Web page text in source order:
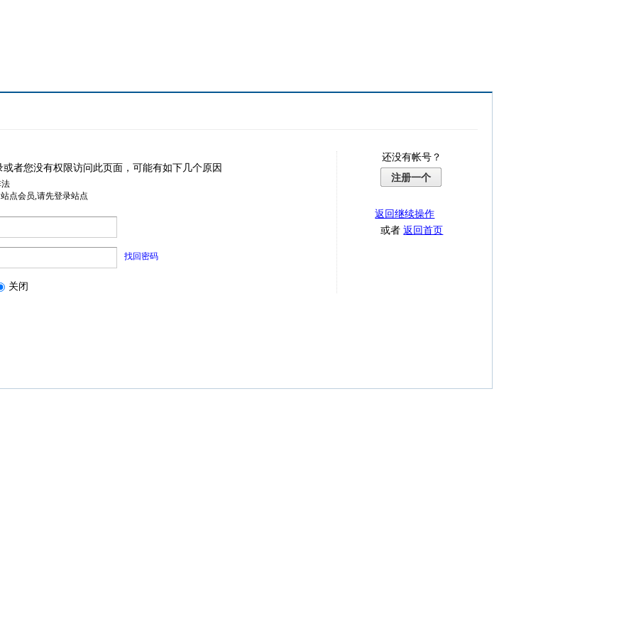
或者您没有权限访问此页面，可能有如下几个原因
点会员,请先登录站点
找回密码
关闭
还没有帐号？
注册一个
返回继续操作
或者返回首页